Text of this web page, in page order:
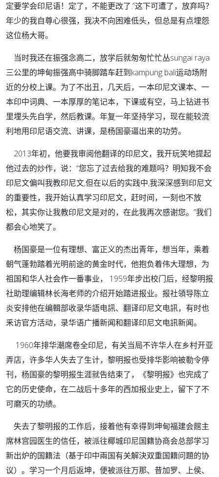
定要学会印尼语！定了，不能更改了.”这下可遭了，放弃吗？
年少的我自尊心很强，我决不向困难低头，但总是有点埋怨
这位杨大哥。
当时我还在振强念高二，放学后就匆匆忙忙丛sungai raya
三公里的坤甸振强高中骑脚踏车赶到kampung bali运动场附
近的分校上课。为了不出丑，几天后，一本印尼文课本、一
本印中词典、一本厚厚的笔记本，下课或有空，马上钻进书
里埋头先自学，然后教课。年复一年坚持学习，现在能较流
利地用印尼语交流、讲课，是杨国豪逼出来的功劳。
2013年初，他要我审阅他翻译的印尼文，我开玩笑地提起
他过去的炒作，说：“您忘了过去给我的难题吗？明知我不会
印尼文偏叫我教印尼文,但在以后的实践中,我深深感到印尼文
的重要性，我开始认真学习印尼文，赶时间，一刻也不放
松，其实你让我教印尼文是对的，在此我再次感谢您。”我们
都会心地笑了。
杨国豪是一位有理想、富正义的杰出青年，想当年，乘着
朝气蓬勃踏着光明前途的黄金时代，他抱负着伟大理想，为
祖国和华人社会作一番事业， 1959年步出校门后，经黎明报
社助理编辑林长海老师的介绍开始踏进报业。报社領导陈立
炎安排他在编輯部收录华語电訊、翻译印尼文电訊，有时也
釆访官方活动，录华语广播新闻和翻译印尼文电訊新闻。
1960年排华潮席卷全印尼，有关当局不许华人在乡村开亚
弄店，许多华人失去了生计，黎明报也受排华影响被勒令停
刊，杨国豪的黎明报生涯就告结束了，《黎明报》也完成了
它的历史使命，在二战后十多年的西加报业史上，留下了不
可磨灭的功绩。
失去了黎明报的工作后，接着他有幸得到坤甸福建会館主
席林宫园医生的信任，被派往椰城印尼国籍协商会总部学习
新出炉的国籍法（基于印中兩国有关解決双重国籍问題的协
议）。学习一个月后返坤，便被派往万那、昔加罗、上侯、